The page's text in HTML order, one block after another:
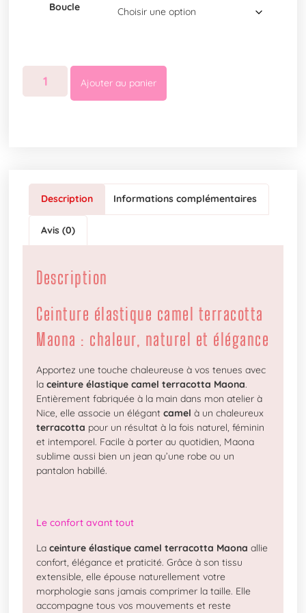
Boucle
Ajouter au panier
Description Informations complémentaires
Avis (0)
Description
Ceinture élastique camel terracotta
Maona : chaleur, naturel et élégance
Apportez une touche chaleureuse à vos tenues avec
laceinture élastique camel terracotta Maona.
Entièrement fabriquée à la main dans mon atelier à
Nice, elle associe un élégantcamel à un chaleureux
terracotta pour un résultat à la fois naturel, féminin
et intemporel. Facile à porter au quotidien, Maona
sublime aussi bien un jean qu’une robe ou un
pantalon habillé.
Le confort avant tout
Laceinture élastique camel terracotta Maona allie
confort, élégance et praticité. Grâce à son tissu
extensible, elle épouse naturellement votre
morphologie sans jamais comprimer la taille. Elle
accompagne tous vos mouvements et reste